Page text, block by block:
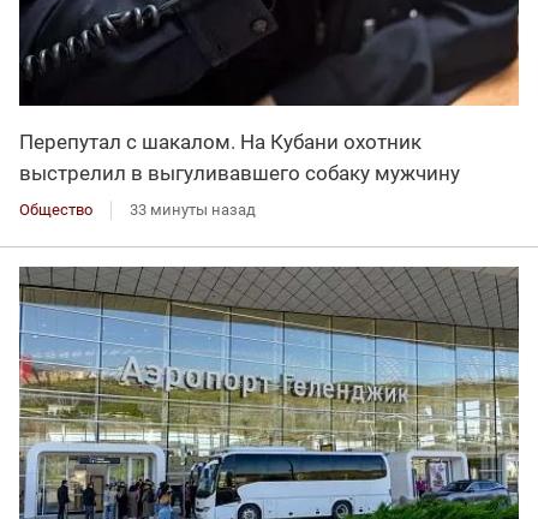
Перепутал с шакалом. На Кубани охотник
выстрелил в выгуливавшего собаку мужчину
Общество 33 минуты назад